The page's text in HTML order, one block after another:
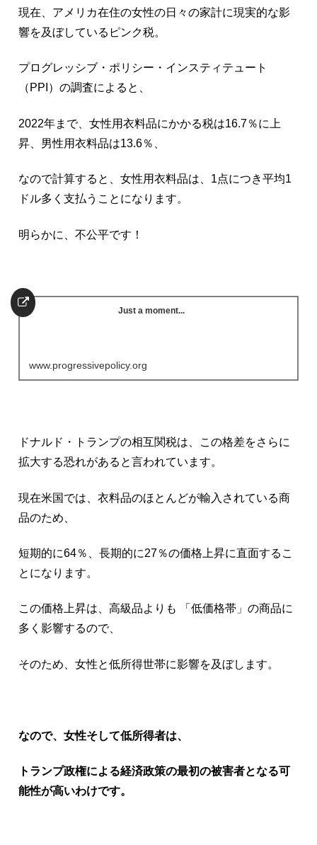
現在、アメリカ在住の女性の日々の家計に現実的な影
響を及ぼしているピンク税。
プログレッシブ・ポリシー・インスティテュート
（PPI）の調査によると、
2022年まで、女性用衣料品にかかる税は16.7％に上
昇、男性用衣料品は13.6％、
なので計算すると、女性用衣料品は、1点につき平均1
ドル多く支払うことになります。
明らかに、不公平です！
Just a moment...
www.progressivepolicy.org
ドナルド・トランプの相互関税は、この格差をさらに
拡大する恐れがあると言われています。
現在米国では、衣料品のほとんどが輸入されている商
品のため、
短期的に64％、長期的に27％の価格上昇に直面するこ
とになります。
この価格上昇は、高級品よりも 「低価格帯」の商品に
多く影響するので、
そのため、女性と低所得世帯に影響を及ぼします。
なので、女性そして低所得者は、
トランプ政権による経済政策の最初の被害者となる可
能性が高いわけです。